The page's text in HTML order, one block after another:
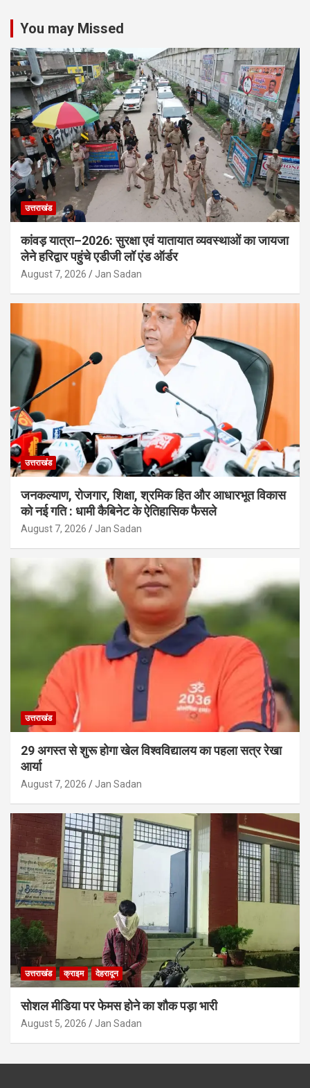
You may Missed
उत्तराखंड
कांवड़ यात्रा–2026: सुरक्षा एवं यातायात व्यवस्थाओं का जायजा
लेने हरिद्वार पहुंचे एडीजी लॉ एंड ऑर्डर
August 7, 2026 Jan Sadan
उत्तराखंड
जनकल्याण, रोजगार, शिक्षा, श्रमिक हित और आधारभूत विकास
को नई गति : धामी कैबिनेट के ऐतिहासिक फैसले
August 7, 2026 Jan Sadan
उत्तराखंड
29 अगस्त से शुरू होगा खेल विश्वविद्यालय का पहला सत्र रेखा
आर्या
August 7, 2026 Jan Sadan
उत्तराखंड क्राइम देहरादून
सोशल मीडिया पर फेमस होने का शौक पड़ा भारी
August 5, 2026 Jan Sadan